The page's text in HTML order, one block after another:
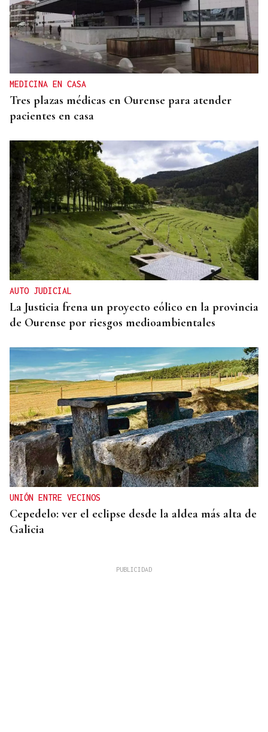
COMUNIDADE
Lobios loita por conservar os seus 147 anos de
memorias
MEDICINA EN CASA
Tres plazas médicas en Ourense para atender
pacientes en casa
AUTO JUDICIAL
La Justicia frena un proyecto eólico en la provincia
de Ourense por riesgos medioambientales
UNIÓN ENTRE VECINOS
Cepedelo: ver el eclipse desde la aldea más alta de
Galicia